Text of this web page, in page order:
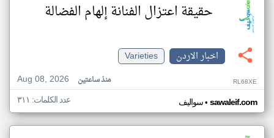
حقيقة اعتزال الفنانة إلهام الفضالة
اخبار الاردن
Varieties
Aug 08, 2026
منذ ساعتين RL68XE
سواليف• sawaleif.com عدد الكلمات: ٣١١